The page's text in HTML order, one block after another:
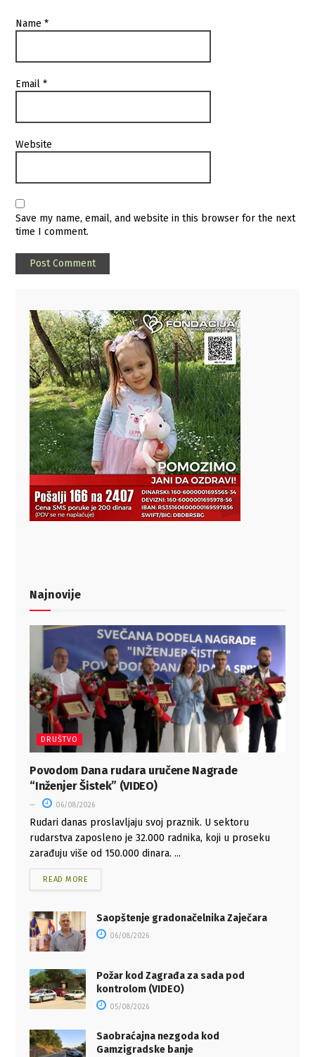
Name*
Email*
Website
Save my name, email, and website in this browser for the next
time I comment.
Najnovije
DRUŠTVO
Povodom Dana rudara uručene Nagrade
“Inženjer Šistek” (VIDEO)
06/08/2026
Rudari danas proslavljaju svoj praznik. U sektoru
rudarstva zaposleno je 32.000 radnika, koji u proseku
zarađuju više od 150.000 dinara. ...
READ MORE
Saopštenje gradonačelnika Zaječara
06/08/2026
Požar kod Zagrađa za sada pod
kontrolom (VIDEO)
05/08/2026
Saobraćajna nezgoda kod
Gamzigradske banje